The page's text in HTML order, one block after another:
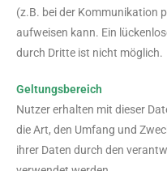
(z.B. bei der Kommunikation
aufweisen kann. Ein
durch Dritte ist nicht möglich.
Geltungsbereich
Nutzer erhalten mit dieser
die Art, den Umfang und
ihrer Daten durch den